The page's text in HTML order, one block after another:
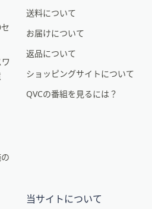
送料について
お届けについて
返品について
ショッピングサイトについて
QVCの番組を見るには？
当サイトについて